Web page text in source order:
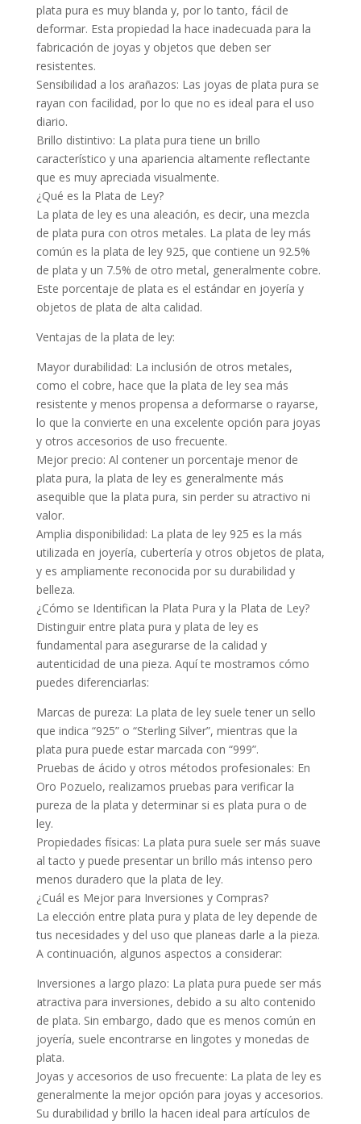
plata pura es muy blanda y, por lo tanto, fácil de
deformar. Esta propiedad la hace inadecuada para la
fabricación de joyas y objetos que deben ser
resistentes.
Sensibilidad a los arañazos: Las joyas de plata pura se
rayan con facilidad, por lo que no es ideal para el uso
diario.
Brillo distintivo: La plata pura tiene un brillo
característico y una apariencia altamente reflectante
que es muy apreciada visualmente.
¿Qué es la Plata de Ley?
La plata de ley es una aleación, es decir, una mezcla
de plata pura con otros metales. La plata de ley más
común es la plata de ley 925, que contiene un 92.5%
de plata y un 7.5% de otro metal, generalmente cobre.
Este porcentaje de plata es el estándar en joyería y
objetos de plata de alta calidad.
Ventajas de la plata de ley:
Mayor durabilidad: La inclusión de otros metales,
como el cobre, hace que la plata de ley sea más
resistente y menos propensa a deformarse o rayarse,
lo que la convierte en una excelente opción para joyas
y otros accesorios de uso frecuente.
Mejor precio: Al contener un porcentaje menor de
plata pura, la plata de ley es generalmente más
asequible que la plata pura, sin perder su atractivo ni
valor.
Amplia disponibilidad: La plata de ley 925 es la más
utilizada en joyería, cubertería y otros objetos de plata,
y es ampliamente reconocida por su durabilidad y
belleza.
¿Cómo se Identifican la Plata Pura y la Plata de Ley?
Distinguir entre plata pura y plata de ley es
fundamental para asegurarse de la calidad y
autenticidad de una pieza. Aquí te mostramos cómo
puedes diferenciarlas:
Marcas de pureza: La plata de ley suele tener un sello
que indica “925” o “Sterling Silver”, mientras que la
plata pura puede estar marcada con “999”.
Pruebas de ácido y otros métodos profesionales: En
Oro Pozuelo, realizamos pruebas para verificar la
pureza de la plata y determinar si es plata pura o de
ley.
Propiedades físicas: La plata pura suele ser más suave
al tacto y puede presentar un brillo más intenso pero
menos duradero que la plata de ley.
¿Cuál es Mejor para Inversiones y Compras?
La elección entre plata pura y plata de ley depende de
tus necesidades y del uso que planeas darle a la pieza.
A continuación, algunos aspectos a considerar:
Inversiones a largo plazo: La plata pura puede ser más
atractiva para inversiones, debido a su alto contenido
de plata. Sin embargo, dado que es menos común en
joyería, suele encontrarse en lingotes y monedas de
plata.
Joyas y accesorios de uso frecuente: La plata de ley es
generalmente la mejor opción para joyas y accesorios.
Su durabilidad y brillo la hacen ideal para artículos de